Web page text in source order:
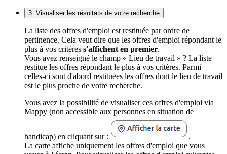
3. Visualiser les résultats de votre recherche
La liste des offres d'emploi est restituée par ordre de
pertinence. Cela veut dire que les offres d'emploi répondant le
plus à vos critères s'affichent en premier.
Vous avez renseigné le champ « Lieu de travail » ? La liste
restitue les offres répondant le plus à vos critères. Parmi
celles-ci sont d'abord restituées les offres dont le lieu de travail
est le plus proche de votre recherche.
Vous avez la possibilité de visualiser ces offres d'emploi via
Mappy (non accessible aux personnes en situation de
handicap) en cliquant sur :
.
La carte affiche uniquement les offres d'emploi que vous